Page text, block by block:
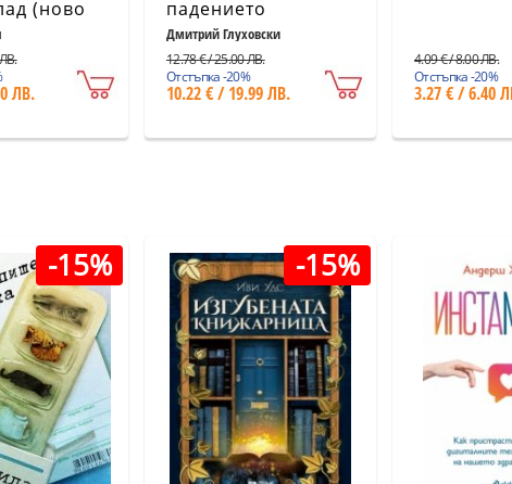
(ново
ЛВ.
падението
Дмитрий Глуховски
12.78 € / 25.00 ЛВ.
Отстъпка -20%
10.22 € / 19.99 ЛВ.
4.09 € / 8.00 ЛВ.
Отстъпка -20%
3.27 € / 6.40
-15% -15%